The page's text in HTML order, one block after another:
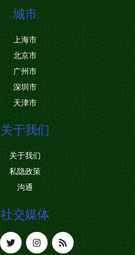
城市
上海市
北京市
广州市
深圳市
天津市
关于我们
关于我们
私隐政策
沟通
社交媒体